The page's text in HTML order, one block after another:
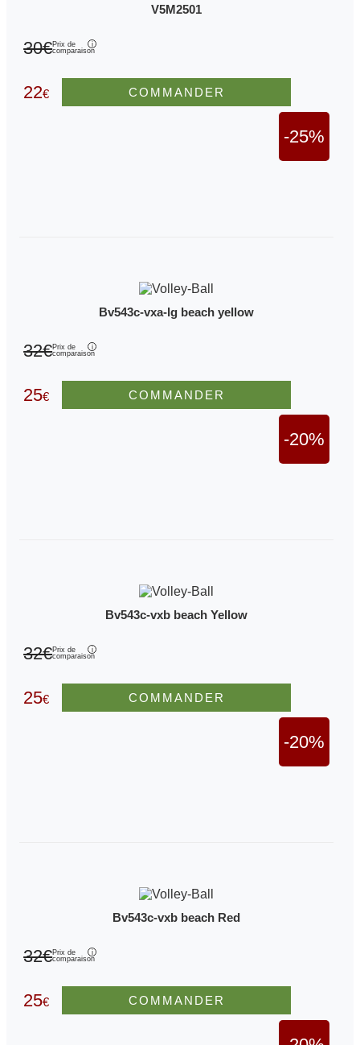
V5M2501
30€Prix de
comparaison
22€
-25%
COMMANDER
Bv543c-vxa-lg beach yellow
32€Prix de
comparaison
25€
-20%
COMMANDER
Bv543c-vxb beach Yellow
32€Prix de
comparaison
25€
-20%
COMMANDER
Bv543c-vxb beach Red
32€Prix de
comparaison
25€ COMMANDER